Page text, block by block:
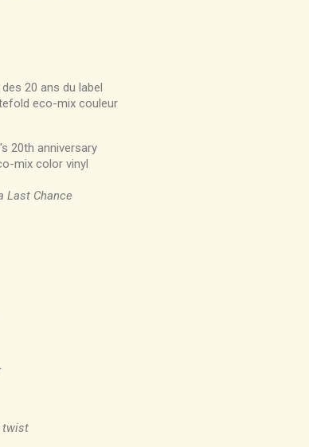
20 ans du label
eco-mix couleur
20th anniversary
mix color vinyl
Last Chance
twist